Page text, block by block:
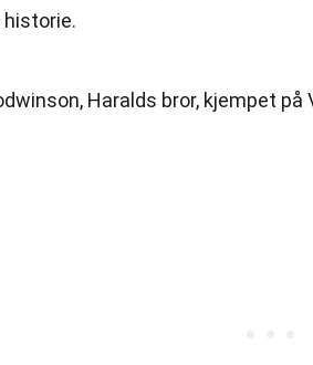
historie.
Haralds bror, kjempet